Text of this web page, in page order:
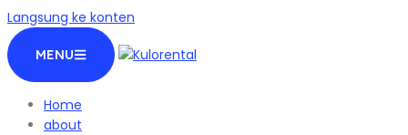
Langsung ke konten
MENU
Home
about